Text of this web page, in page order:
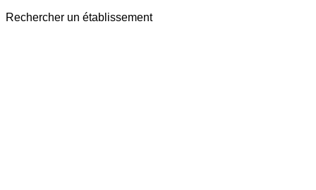
Rechercher un établissement